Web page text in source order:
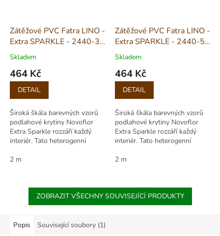
Zátěžové PVC Fatra LINO -
Extra SPARKLE - 2440-3
šíře 2m
Skladem
464 Kč
Měrná
cena:
DETAIL
Široká škála barevných vzorů
podlahové krytiny Novoflor
Extra Sparkle rozzáří každý
interiér. Tato heterogenní
nejvyšším stupněm zátěže,
2 m
Zátěžové PVC Fatra LINO -
Extra SPARKLE - 2440-58
šíře 2m
Skladem
464 Kč
Měrná
cena:
DETAIL
Široká škála barevných vzorů
podlahové krytiny Novoflor
Extra Sparkle rozzáří každý
interiér. Tato heterogenní
nejvyšším stupněm zátěže,
2 m
ZOBRAZIT VŠECHNY SOUVISEJÍCÍ PRODUKTY
Popis Související soubory (1)